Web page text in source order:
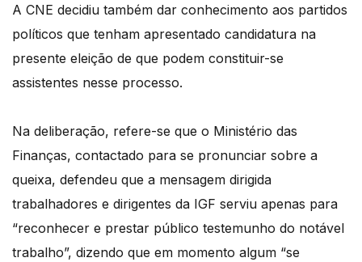
A CNE decidiu também dar conhecimento aos partidos
políticos que tenham apresentado candidatura na
presente eleição de que podem constituir-se
assistentes nesse processo.
Na deliberação, refere-se que o Ministério das
Finanças, contactado para se pronunciar sobre a
queixa, defendeu que a mensagem dirigida
trabalhadores e dirigentes da IGF serviu apenas para
“reconhecer e prestar público testemunho do notável
trabalho”, dizendo que em momento algum “se